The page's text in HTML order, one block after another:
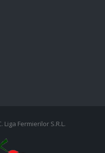
Fermierilor S.R.L.